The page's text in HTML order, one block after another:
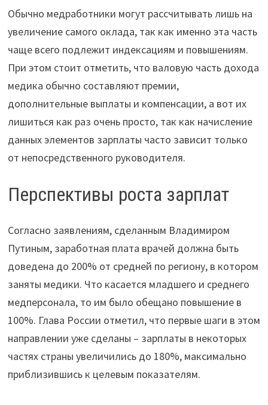
Обычно медработники могут рассчитывать лишь на
увеличение самого оклада, так как именно эта часть
чаще всего подлежит индексациям и повышениям.
При этом стоит отметить, что валовую часть дохода
медика обычно составляют премии,
дополнительные выплаты и компенсации, а вот их
лишиться как раз очень просто, так как начисление
данных элементов зарплаты часто зависит только
от непосредственного руководителя.
Перспективы роста зарплат
Согласно заявлениям, сделанным Владимиром
Путиным, заработная плата врачей должна быть
доведена до 200% от средней по региону, в котором
заняты медики. Что касается младшего и среднего
медперсонала, то им было обещано повышение в
100%. Глава России отметил, что первые шаги в этом
направлении уже сделаны – зарплаты в некоторых
частях страны увеличились до 180%, максимально
приблизившись к целевым показателям.